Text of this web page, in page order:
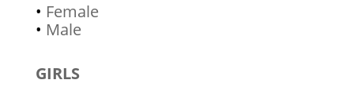
• Female
• Male
GIRLS